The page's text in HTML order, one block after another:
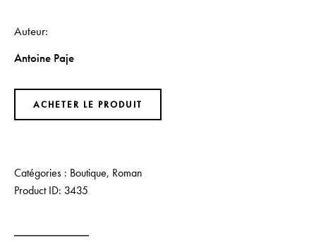
Auteur
Antoine Paje
ACHETER LE PRODUIT
Catégories : Boutique, Roman
Product ID: 3435